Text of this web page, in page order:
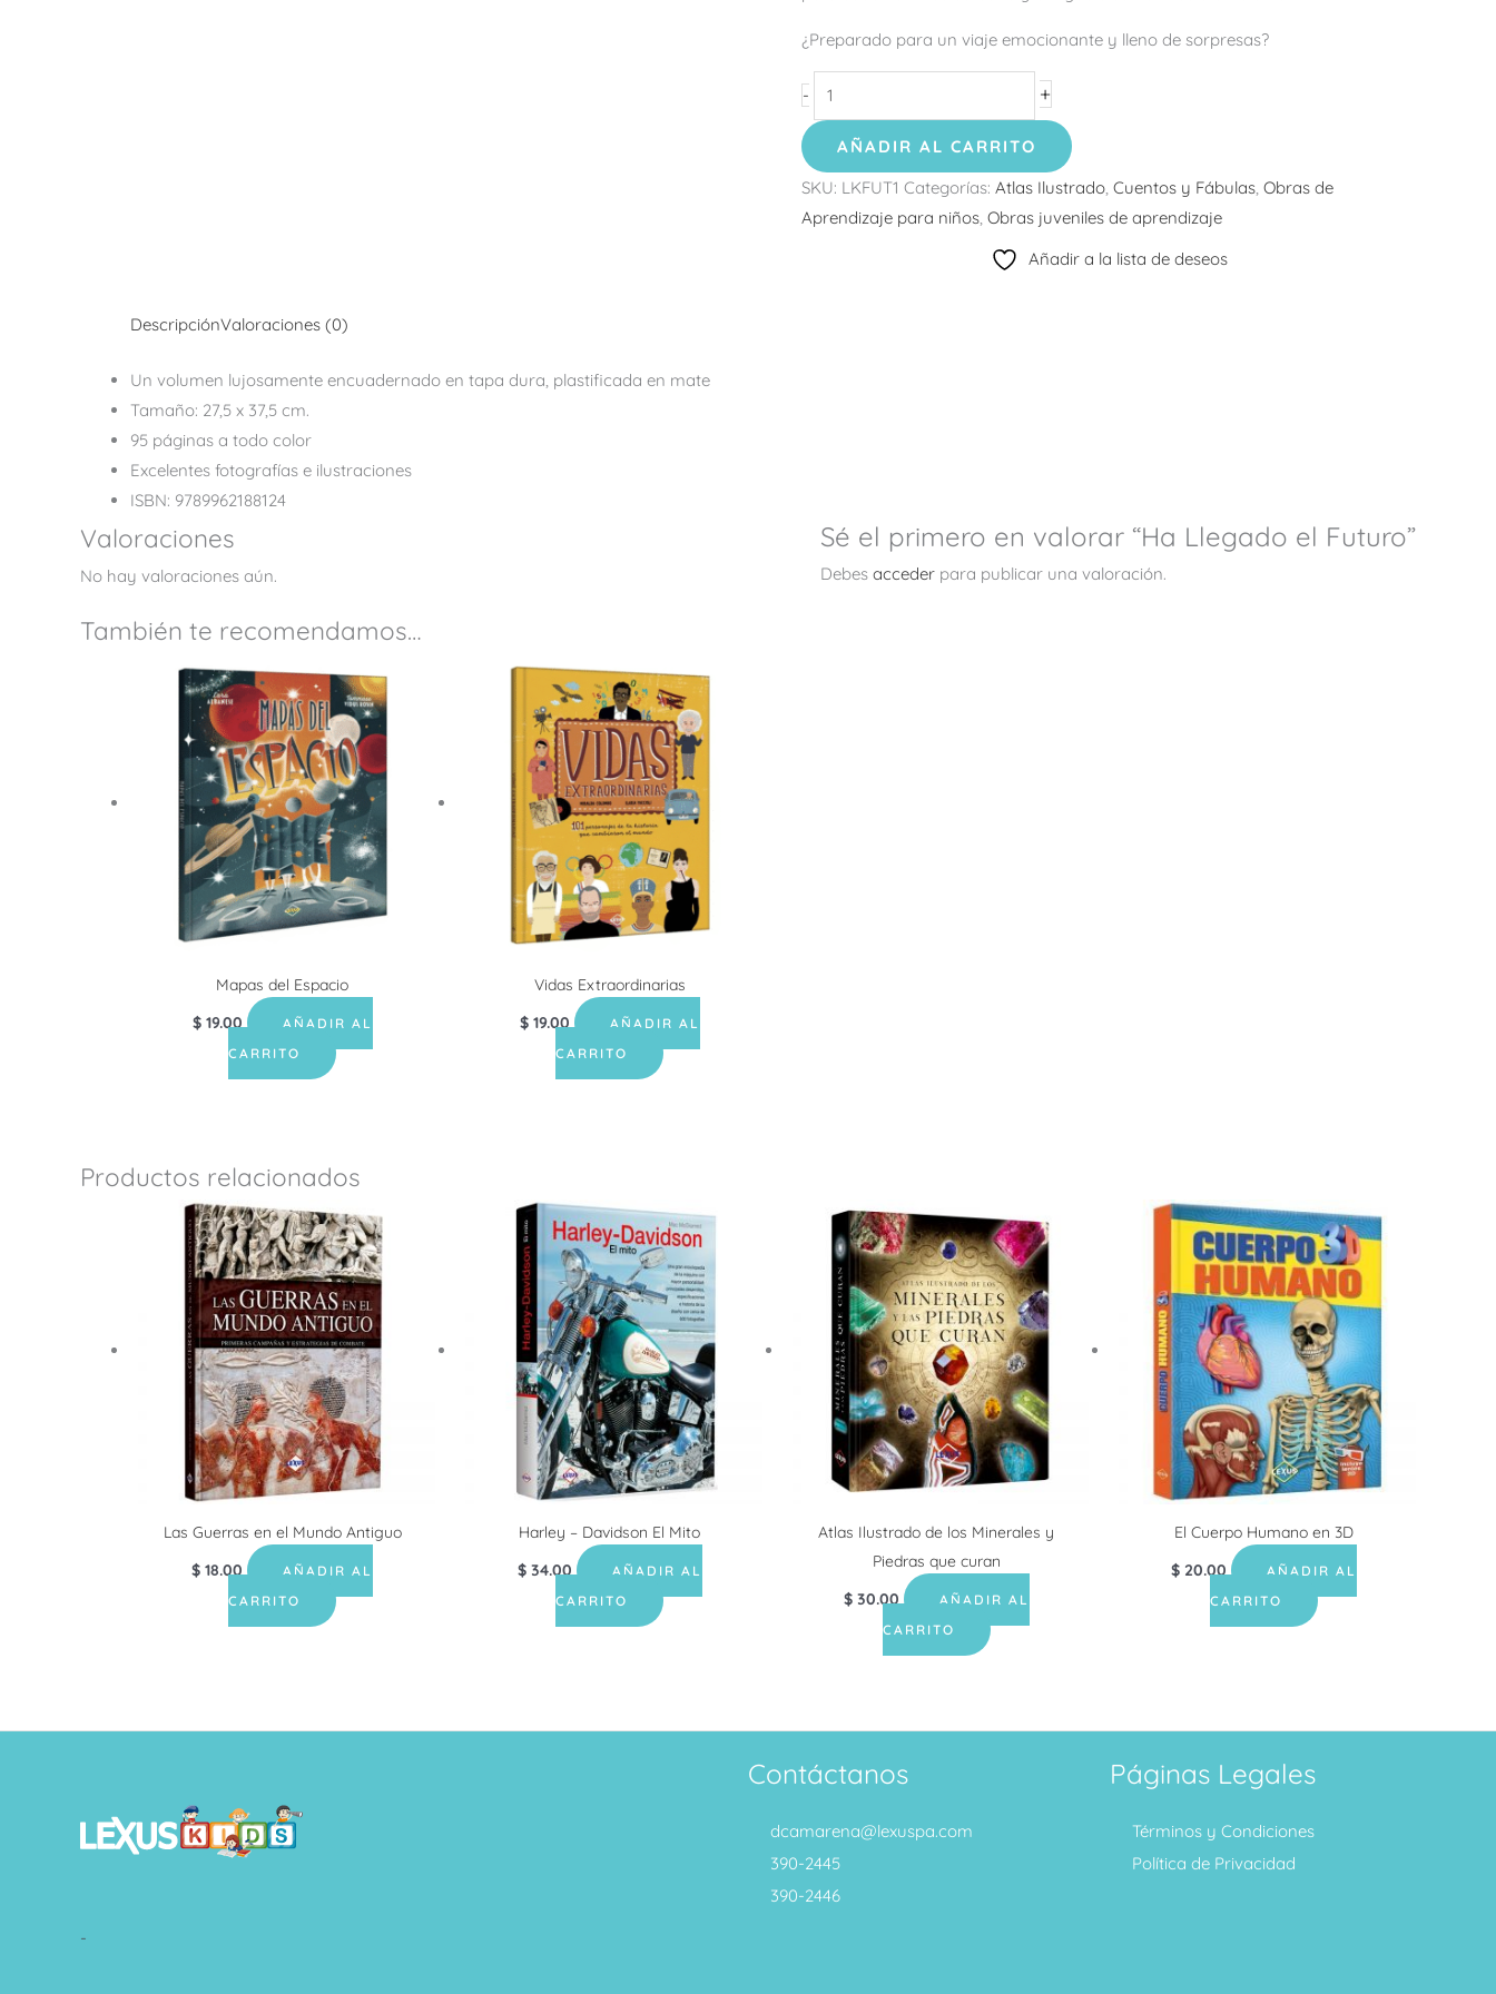
¿Preparado para un viaje emocionante y lleno de sorpresas?
- +
AÑADIR AL CARRITO
SKU: LKFUT1 Categorías: Atlas Ilustrado Cuentos y Fábulas Obras de
Aprendizaje para niños Obras juveniles de aprendizaje
Añadir a la lista de deseos
DescripciónValoraciones (0)
Un volumen lujosamente encuadernado en tapa dura, plastificada en mate
Tamaño: 27,5 x 37,5 cm.
95 páginas a todo color
Excelentes fotografías e ilustraciones
ISBN: 9789962188124
Valoraciones
No hay valoraciones aún.
Sé el primero en valorar “Ha Llegado el Futuro”
Debes acceder para publicar una valoración.
También te recomendamos…
Mapas del Espacio
$19.00
AÑADIR AL
CARRITO
Vidas Extraordinarias
$19.00
AÑADIR AL
CARRITO
Productos relacionados
Las Guerras en el Mundo Antiguo
$ 18.00
AÑADIR AL
CARRITO
Harley – Davidson El Mito
$34.00
AÑADIR AL
CARRITO
Atlas Ilustrado de los Minerales y
Piedras que curan
$30.00
AÑADIR AL
CARRITO
El Cuerpo Humano en 3D
$20.00
AÑADIR AL
CARRITO
-
Contáctanos
dcamarena@lexuspa.com
390-2445
390-2446
Páginas Legales
Términos y Condiciones
Política de Privacidad